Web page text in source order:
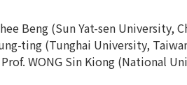
Beng (Sun Yat-sen University,
ting (Tunghai University,
WONG Sin Kiong (National